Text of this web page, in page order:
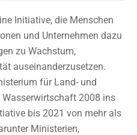
Initiative, die Menschen
und Unternehmen dazu
zu Wachstum,
auseinanderzusetzen.
für Land- und
2008 ins
bis 2021 von mehr als
Ministerien,